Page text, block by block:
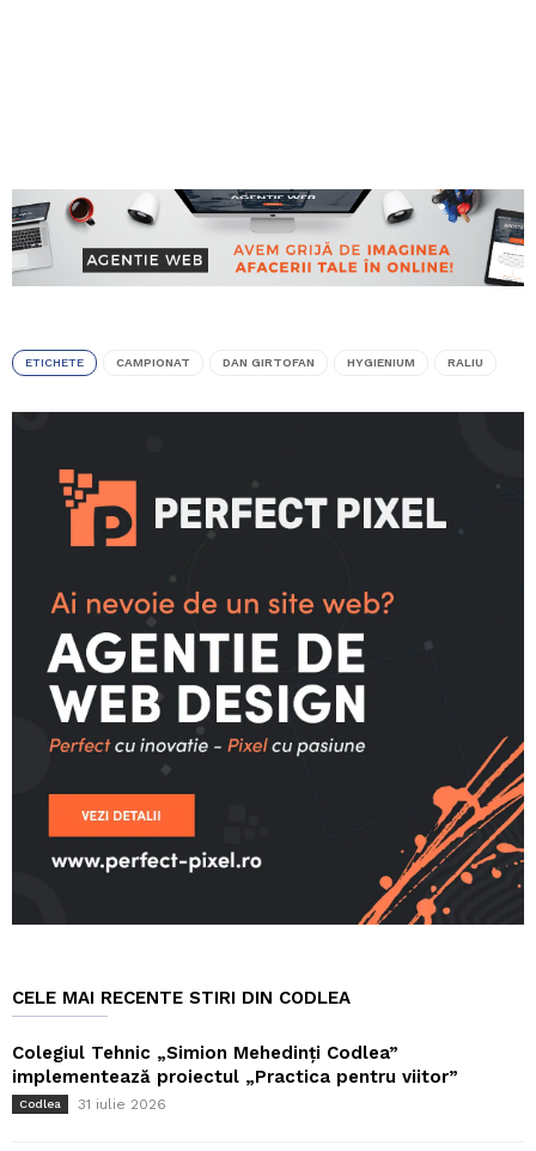
ETICHETE CAMPIONAT DAN GIRTOFAN HYGIENIUM RALIU
CELE MAI RECENTE STIRI DIN CODLEA
Colegiul Tehnic „Simion Mehedinți Codlea”
implementează proiectul „Practica pentru viitor”
Codlea 31 iulie 2026